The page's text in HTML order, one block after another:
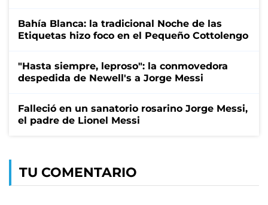
Bahía Blanca: la tradicional Noche de las
Etiquetas hizo foco en el Pequeño Cottolengo
"Hasta siempre, leproso": la conmovedora
despedida de Newell's a Jorge Messi
Falleció en un sanatorio rosarino Jorge Messi,
el padre de Lionel Messi
TU COMENTARIO